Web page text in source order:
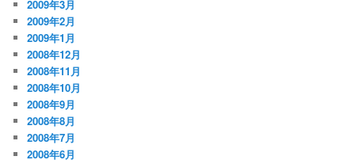
2009年3月
2009年2月
2009年1月
2008年12月
2008年11月
2008年10月
2008年9月
2008年8月
2008年7月
2008年6月